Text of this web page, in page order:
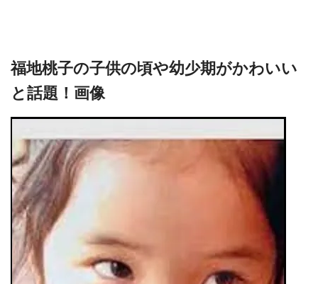
福地桃子の子供の頃や幼少期がかわいい
と話題！画像